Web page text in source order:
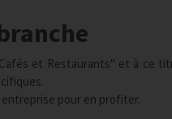
et Restaurants" et à ce
pour en profiter.